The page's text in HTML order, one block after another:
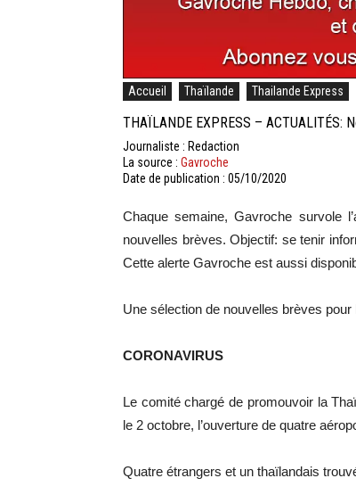
Accueil Thaïlande Thailande Express
THAÏLANDE EXPRESS –
Journaliste : Redaction
La source : Gavroche
Date de publication : 05/10/2020
Chaque semaine, Gavroche survole
nouvelles brèves. Objectif: se tenir
Cette alerte Gavroche est aussi
Une sélection de nouvelles brèves
CORONAVIRUS
Le comité chargé de promouvoir la
le 2 octobre, l’ouverture de quatre
Quatre étrangers et un thaïlandais